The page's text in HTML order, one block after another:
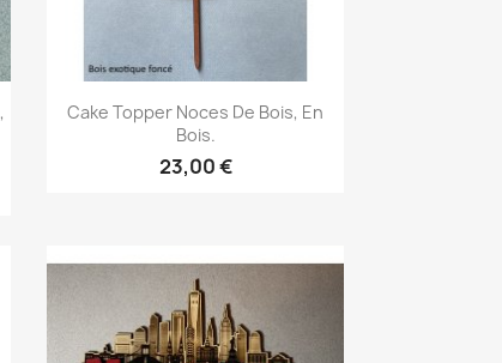
Aperçu rapide
Cake Topper Noces De Bois, En
Bois.
23,00 €